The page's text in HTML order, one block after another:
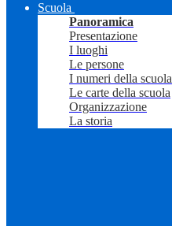
Scuola
Panoramica
Presentazione
I luoghi
Le persone
I numeri della scuola
Le carte della scuola
Organizzazione
La storia